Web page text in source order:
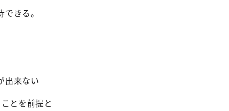
きる。
出来ない
とを前提と